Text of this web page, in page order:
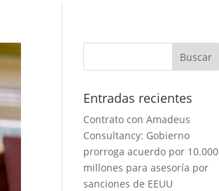
Entradas recientes
Contrato con Amadeus
Consultancy: Gobierno
prorroga acuerdo por 10.000
millones para asesoría por
sanciones de EEUU